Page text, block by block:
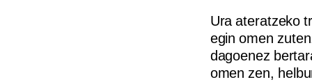
Ura ateratzeko
egin omen
dagoenez
omen zen,